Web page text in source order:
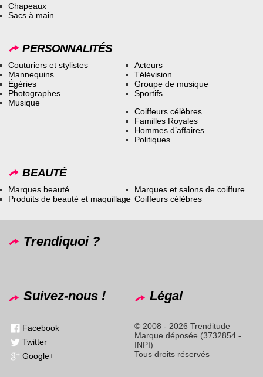
Chapeaux
Sacs à main
PERSONNALITÉS
Couturiers et stylistes
Mannequins
Égéries
Photographes
Musique
Acteurs
Télévision
Groupe de musique
Sportifs
Coiffeurs célèbres
Familles Royales
Hommes d’affaires
Politiques
BEAUTÉ
Marques beauté
Produits de beauté et maquillage
Marques et salons de coiffure
Coiffeurs célèbres
Trendiquoi ?
Suivez-nous !
Facebook
Twitter
Google+
Légal
© 2008 - 2026 Trenditude
Marque déposée (3732854 -
INPI)
Tous droits réservés